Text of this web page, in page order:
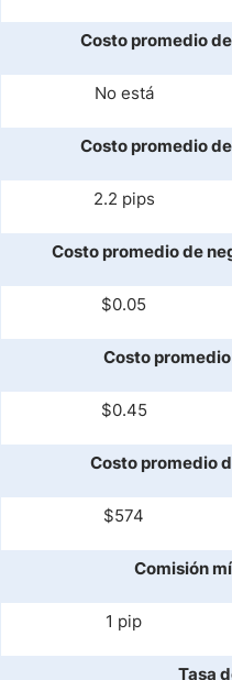
Costo promedio
No está
Costo promedio
2.2 pips
Costo promedio de
$0.05
Costo
$0.45
Costo promedio
$574
Comisión
1 pip
Tasa